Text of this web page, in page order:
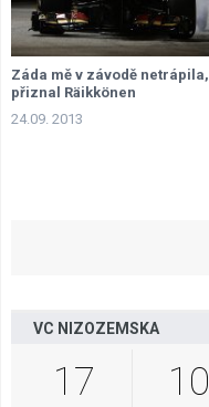
Záda mě v závodě netrápila,
přiznal Räikkönen
24.09. 2013
VC NIZOZEMSKA
17 10